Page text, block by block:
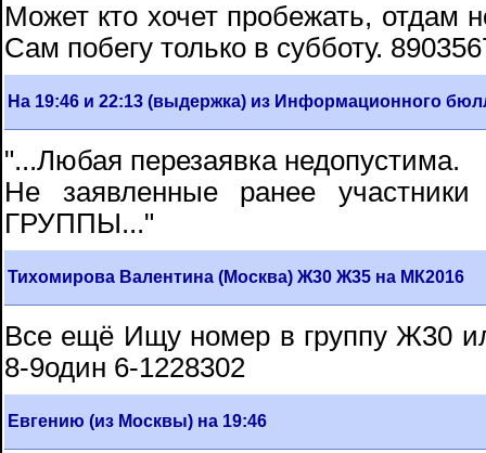
Может кто хочет пробежать, отдам
Сам побегу только в субботу.
На 19:46 и 22:13 (выдержка) из Информационного
"...Любая перезаявка недопустима.
Не заявленные ранее
ГРУППЫ..."
Тихомирова Валентина (Москва) Ж30 Ж35 на МК2016
Все ещё Ищу номер в группу Ж30
8-9один 6-1228302
Евгению (из Москвы) на 19:46